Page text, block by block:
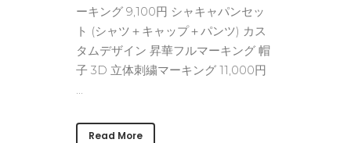
ーキング 9,100円 シャキャパンセッ
ト (シャツ＋キャップ＋パンツ) カス
タムデザイン 昇華フルマーキング 帽
子 3D 立体刺繍マーキング 11,000円
...
Read More